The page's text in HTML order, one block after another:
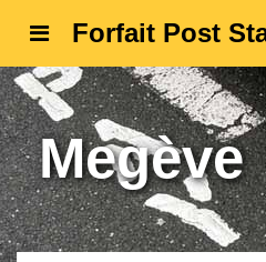
Forfait Post
Megève